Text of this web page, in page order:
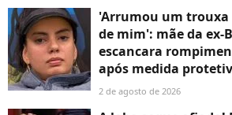
'Arrumou um
de mim': mãe da ex-
escancara
após medida
2 de agosto de 2026